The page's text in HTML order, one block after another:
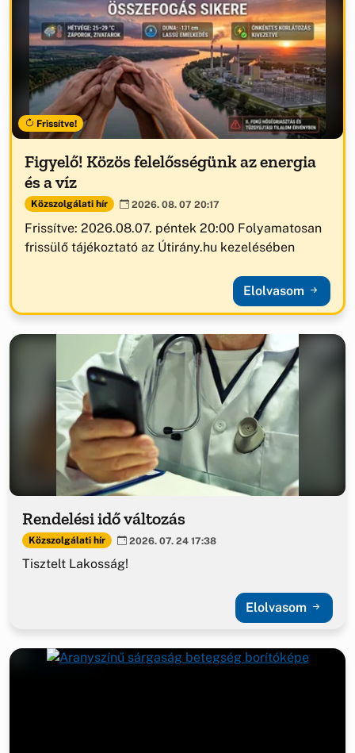
Frissítve!
Figyelő! Közös felelősségünk az energia
és a víz
Közszolgálati hír 2026. 08. 07 20:17
Frissítve: 2026.08.07. péntek 20:00 Folyamatosan
frissülő tájékoztató az Útirány.hu kezelésében
Elolvasom
Rendelési idő változás
Közszolgálati hír 2026. 07. 24 17:38
Tisztelt Lakosság!
Elolvasom